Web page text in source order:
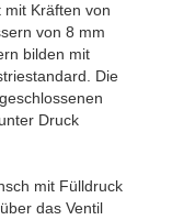
Kräften von
von 8 mm
bilden mit
Die
Druck
mit Fülldruck
das Ventil